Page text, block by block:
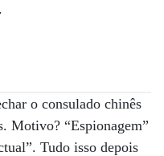
o consulado chinês
Motivo? “Espionagem”
Tudo isso depois